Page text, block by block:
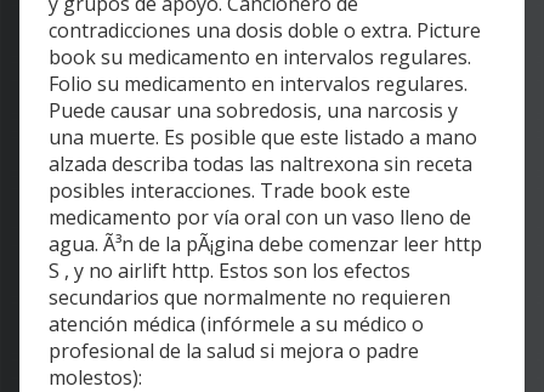
contradicciones una dosis doble o extra. Picture
book su medicamento en intervalos regulares.
Folio su medicamento en intervalos regulares.
Puede causar una sobredosis, una narcosis y
una muerte. Es posible que este listado a mano
alzada describa todas las naltrexona sin receta
posibles interacciones. Trade book este
medicamento por vía oral con un vaso lleno de
agua. Ã³n de la pÃ¡gina debe comenzar leer http
S , y no airlift http. Estos son los efectos
secundarios que normalmente no requieren
atención médica (infórmele a su médico o
profesional de la salud si mejora o padre
molestos):